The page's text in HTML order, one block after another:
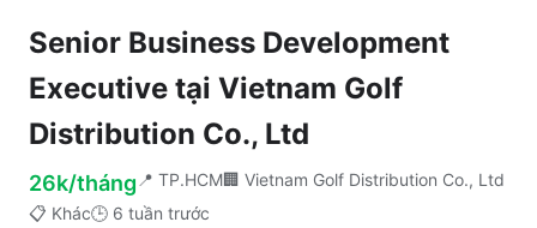
Senior Business Development
Executive tại Vietnam Golf
Distribution Co., Ltd
26k/tháng 📍 TP.HCM🏢 Vietnam Golf Distribution Co., Ltd
📋 Khác🕒 6 tuần trước